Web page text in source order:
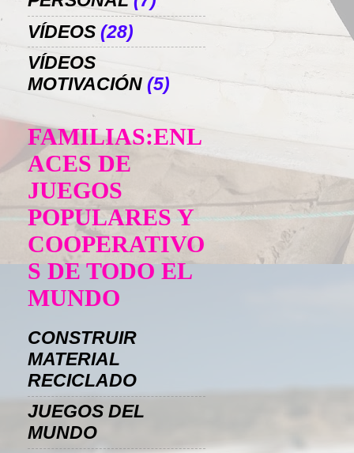
VÍDEOS (28)
VÍDEOS
MOTIVACIÓN (5)
FAMILIAS:ENL
ACES DE
JUEGOS
POPULARES Y
COOPERATIVO
S DE TODO EL
MUNDO
CONSTRUIR
MATERIAL
RECICLADO
JUEGOS DEL
MUNDO